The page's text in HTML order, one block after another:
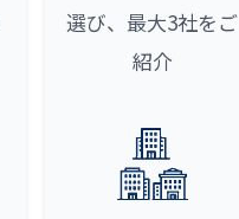
選び、最大3社をご
紹介